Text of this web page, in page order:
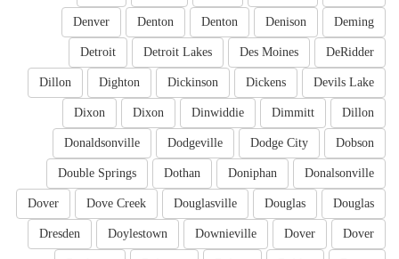
Deming
Denison
Denton
Denton
Denver
DeRidder
Des Moines
Detroit Lakes
Detroit
Devils Lake
Dickens
Dickinson
Dighton
Dillon
Dillon
Dimmitt
Dinwiddie
Dixon
Dixon
Dobson
Dodge City
Dodgeville
Donaldsonville
Donalsonville
Doniphan
Dothan
Double Springs
Douglas
Douglas
Douglasville
Dove Creek
Dover
Dover
Dover
Downieville
Doylestown
Dresden